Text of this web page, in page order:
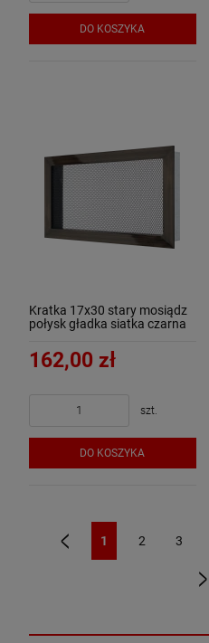
DO KOSZYKA
Kratka 17x30 stary mosiądz
połysk gładka siatka czarna
162,00 zł
szt.
DO KOSZYKA
1 2 3